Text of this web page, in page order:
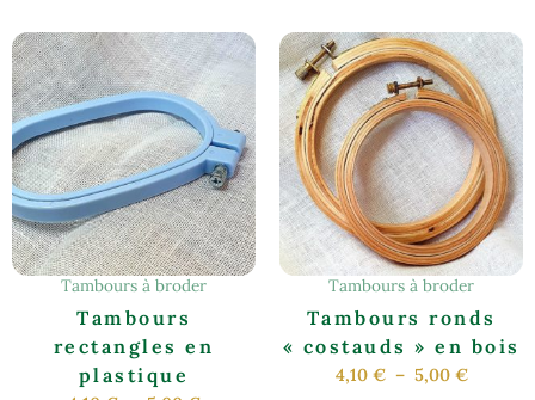
Tambours à broder
Tambours
rectangles en
plastique
Plage
de
prix :
4,10 €
à
5,00 €
Ce
produit
a
plusieurs
variations.
Les
options
peuvent
être
choisies
sur
la
Tambours à broder
Tambours ronds
« costauds » en bois
4,10 € – 5,00 €
Plage
de
prix :
4,10 €
à
5,00 €
Ce
produit
a
plusieurs
variations.
Les
options
peuvent
être
choisies
sur
la